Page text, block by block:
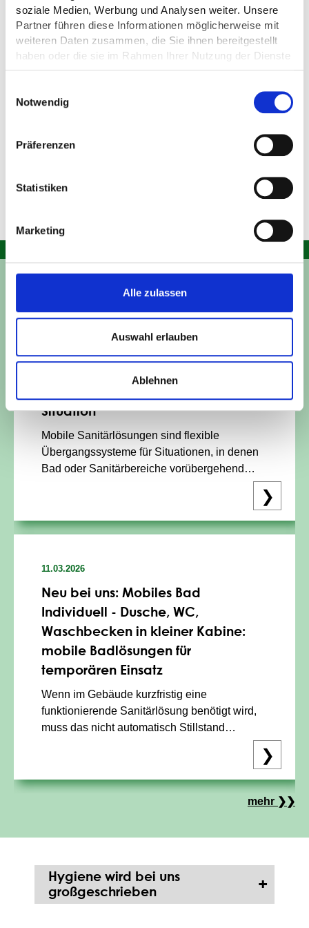
soziale Medien, Werbung und Analysen weiter. Unsere
Partner führen diese Informationen möglicherweise mit
weiteren Daten zusammen, die Sie ihnen bereitgestellt
haben oder die sie im Rahmen Ihrer Nutzung der Dienste
Notwendig
Präferenzen
Statistiken
Marketing
Alle zulassen
Auswahl erlauben
Ablehnen
Umfassende Servicehotline für Fragen zu Produkten,
saniComplete News
Situation
❯
Mobile Sanitärlösungen sind flexible
Übergangssysteme für Situationen, in denen
Bad oder Sanitärbereiche vorübergehend
nicht nutzbar sind – etwa bei Wasserschäden,
gewerblichen Renovierungen oder
Immobilienmodernisierungen. Die...
11.03.2026
Neu bei uns: Mobiles Bad
Individuell - Dusche, WC,
Waschbecken in kleiner Kabine:
mobile Badlösungen für
temporären Einsatz
❯
Wenn im Gebäude kurzfristig eine
funktionierende Sanitärlösung benötigt wird,
muss das nicht automatisch Stillstand
genau dann die passende Lösung sein – etwa
bei Wasserschaden, Badsanierung,
mehr ❯❯
Hygiene wird bei uns
großgeschrieben